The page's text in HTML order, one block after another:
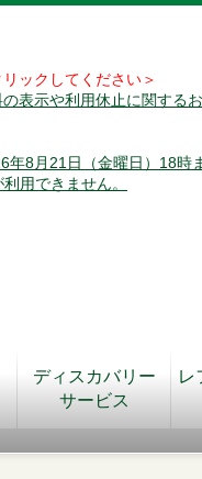
ックしてください＞
表示や利用休止に関する
年8月21日（金曜日）18時
用できません。
ディスカバリー
サービス
レ